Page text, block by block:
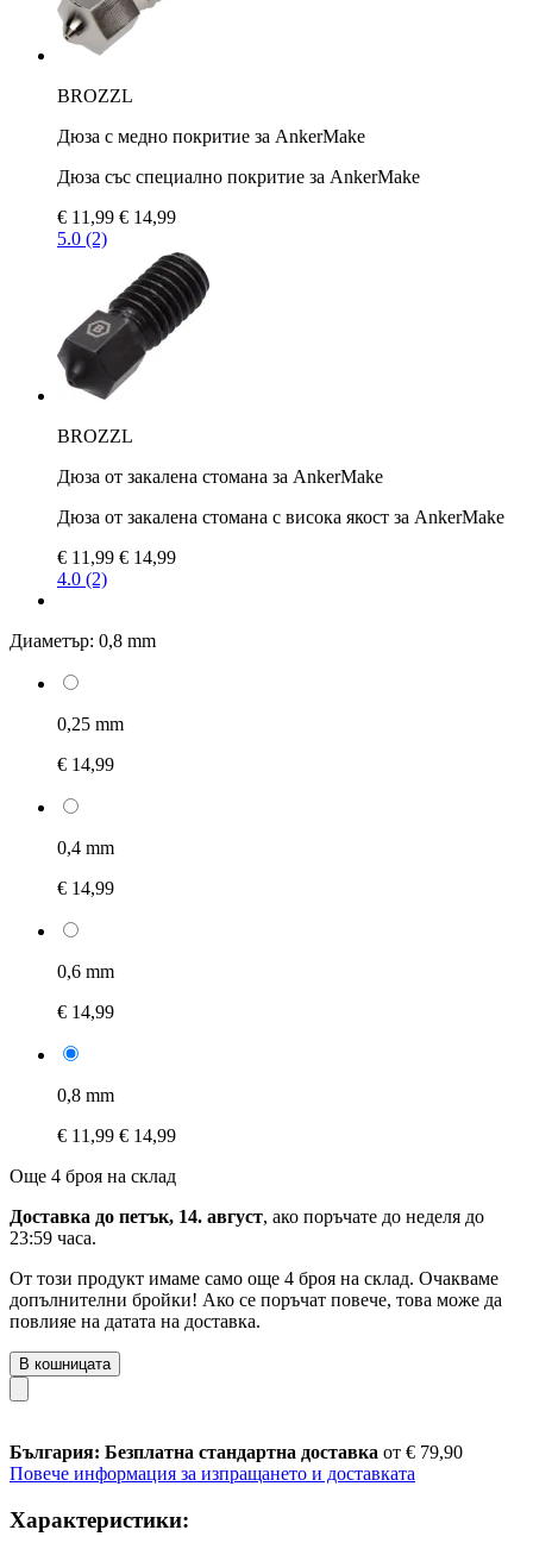
BROZZL
Дюза с медно покритие за AnkerMake
Дюза със специално покритие за AnkerMake
€ 11,99 € 14,99
5.0 (2)
BROZZL
Дюза от закалена стомана за AnkerMake
Дюза от закалена стомана с висока якост за AnkerMake
€ 11,99 € 14,99
4.0 (2)
Диаметър: 0,8 mm
0,25 mm
€ 14,99
0,4 mm
€ 14,99
0,6 mm
€ 14,99
0,8 mm
€ 11,99 € 14,99
Още 4 броя на склад
Доставка до петък, 14. август, ако поръчате до неделя до
23:59 часа.
От този продукт имаме само още 4 броя на склад. Очакваме
допълнителни бройки! Ако се поръчат повече, това може да
повлияе на датата на доставка.
В кошницата
България: Безплатна стандартна доставка от € 79,90
Повече информация за изпращането и доставката
Характеристики: